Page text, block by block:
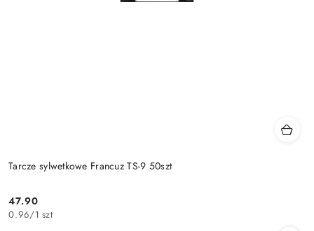
Tarcze sylwetkowe Francuz TS-9 50szt
Cena:
47.90
0.96/1 szt